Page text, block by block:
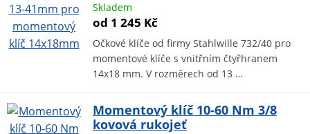
Skladem
od 1 245 Kč
Očkové klíče od firmy Stahlwille 732/40 pro
momentové klíče s vnitřním čtyřhranem
14x18 mm. V rozměrech od 13 …
Momentový klíč 10-60 Nm 3/8
kovová rukojeť